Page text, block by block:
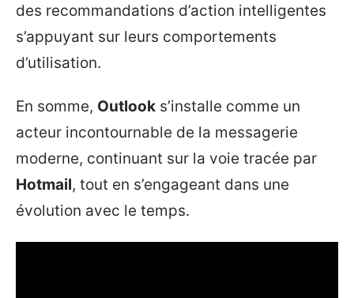
des recommandations d’action intelligentes
s’appuyant sur leurs comportements
d’utilisation.
En somme, Outlook s’installe comme un
acteur incontournable de la messagerie
moderne, continuant sur la voie tracée par
Hotmail, tout en s’engageant dans une
évolution avec le temps.